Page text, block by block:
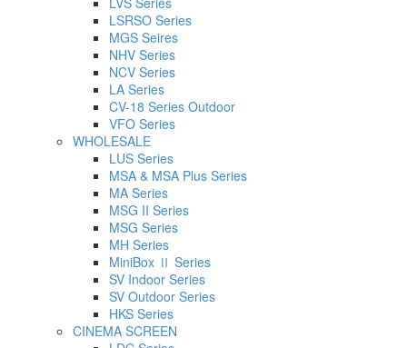
LSRSO Series
MGS Seires
NHV Series
NCV Series
LA Series
CV-18 Series Outdoor
VFO Series
WHOLESALE
LUS Series
MSA & MSA Plus Series
MA Series
MSG II Series
MSG Series
MH Series
MiniBox Ⅱ Series
SV Indoor Series
SV Outdoor Series
HKS Series
CINEMA SCREEN